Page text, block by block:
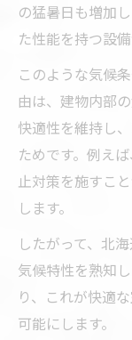
の猛暑日も増加
た性能を持つ設
このような気候
由は、建物内部
快適性を維持し
ためです。例え
止対策を施すこ
します。
したがって、北
気候特性を熟知
り、これが快適
可能にします。